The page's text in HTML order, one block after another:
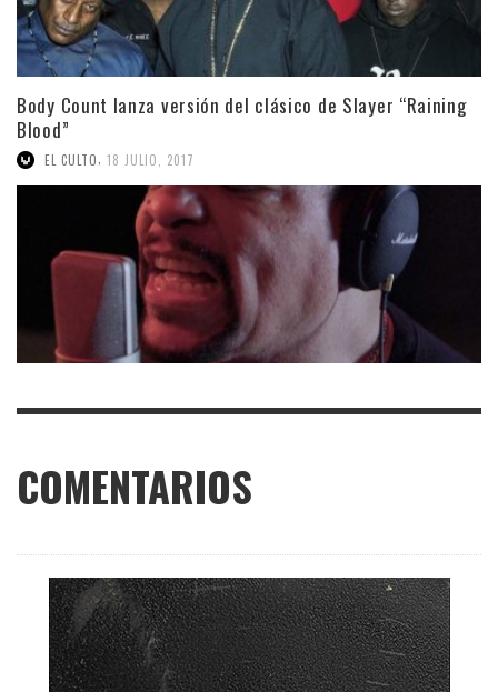
Body Count lanza versión del clásico de Slayer “Raining
Blood”
EL CULTO 18 JULIO, 2017
COMENTARIOS